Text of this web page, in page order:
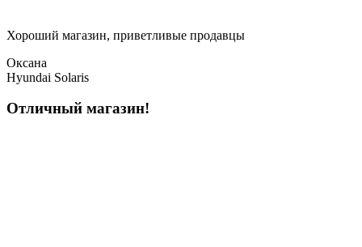
Хороший магазин, приветливые продавцы
Оксана
Hyundai Solaris
Отличный магазин!